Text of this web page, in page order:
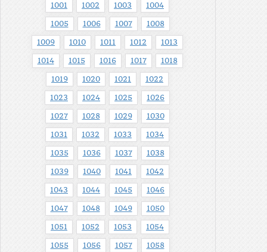
1001 1002 1003 1004
1005 1006 1007 1008
1009 1010 1011 1012 1013
1014 1015 1016 1017 1018
1019 1020 1021 1022
1023 1024 1025 1026
1027 1028 1029 1030
1031 1032 1033 1034
1035 1036 1037 1038
1039 1040 1041 1042
1043 1044 1045 1046
1047 1048 1049 1050
1051 1052 1053 1054
1055 1056 1057 1058